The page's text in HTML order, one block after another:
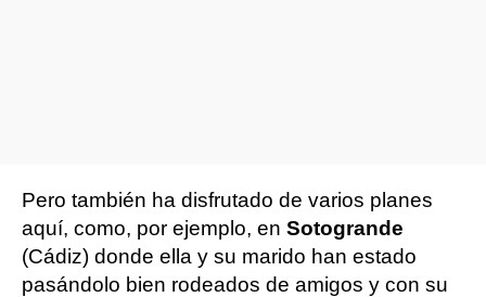
Pero también ha disfrutado de varios planes
aquí, como, por ejemplo, en Sotogrande
(Cádiz) donde ella y su marido han estado
pasándolo bien rodeados de amigos y con su